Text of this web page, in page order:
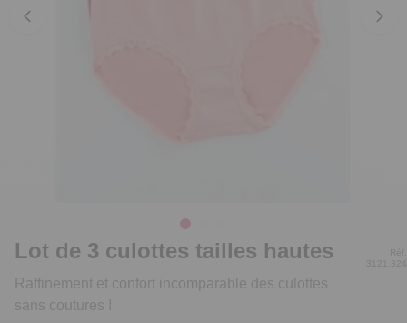
Lot de 3 culottes tailles hautes
Raffinement et confort incomparable des culottes
sans coutures !
Réf.